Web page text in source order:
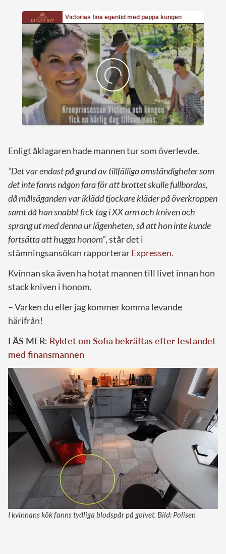
Enligt åklagaren hade mannen tur som överlevde.
”Det var endast på grund av tillfälliga omständigheter som
det inte fanns någon fara för att brottet skulle fullbordas,
då målsäganden var iklädd tjockare kläder på överkroppen
samt då han snabbt fick tag i XX arm och kniven och
sprang ut med denna ur lägenheten, så att hon inte kunde
fortsätta att hugga honom”, står det i
stämningsansökan rapporterarExpressen.
Kvinnan ska även ha hotat mannen till livet innan hon
stack kniven i honom.
– Varken du eller jag kommer komma levande
härifrån!
LÄS MER: Ryktet om Sofia bekräftas efter festandet
med finansmannen
I kvinnans kök fanns tydliga blodspår på golvet. Bild: Polisen